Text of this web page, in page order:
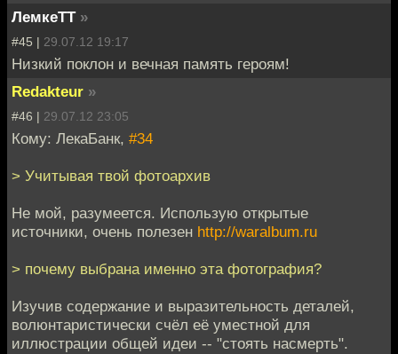
ЛемкеТТ »
#45 | 29.07.12 19:17
Низкий поклон и вечная память героям!
Redakteur »
#46 | 29.07.12 23:05
Кому: ЛекаБанк, #34
> Учитывая твой фотоархив
Не мой, разумеется. Использую открытые
источники, очень полезен http://waralbum.ru
> почему выбрана именно эта фотография?
Изучив содержание и выразительность деталей,
волюнтаристически счёл её уместной для
иллюстрации общей идеи -- "стоять насмерть".